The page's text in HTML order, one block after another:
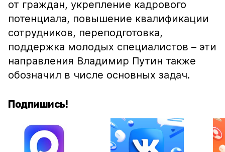
от граждан, укрепление кадрового
потенциала, повышение квалификации
сотрудников, переподготовка,
поддержка молодых специалистов – эти
направления Владимир Путин также
обозначил в числе основных задач.
Подпишись!